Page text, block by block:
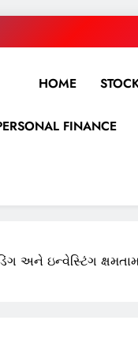
HOME
FINANCE
અને ઇન્વેસ્ટિંગ